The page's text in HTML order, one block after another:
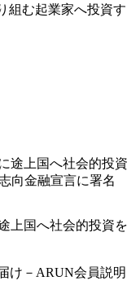
組む起業家へ投資す
上国へ社会的投資を